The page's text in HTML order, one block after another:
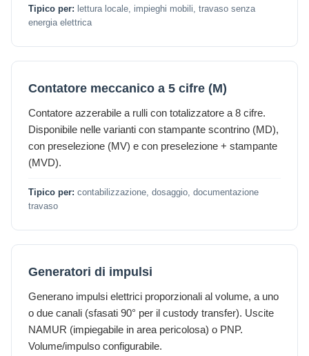
Tipico per: lettura locale, impieghi mobili, travaso senza
energia elettrica
Contatore meccanico a 5 cifre (M)
Contatore azzerabile a rulli con totalizzatore a 8 cifre.
Disponibile nelle varianti con stampante scontrino (MD),
con preselezione (MV) e con preselezione + stampante
(MVD).
Tipico per: contabilizzazione, dosaggio, documentazione
travaso
Generatori di impulsi
Generano impulsi elettrici proporzionali al volume, a uno
o due canali (sfasati 90° per il custody transfer). Uscite
NAMUR (impiegabile in area pericolosa) o PNP.
Volume/impulso configurabile.